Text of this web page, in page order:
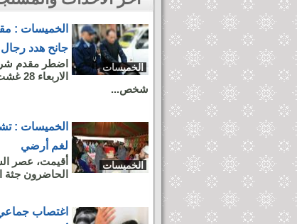
الخميسات
الخميسات :
جانح هدد رجال
اضطر مقدم
شخص...
الخميسات
الخميسات :
لغم أرضي
أقيمت، عصر
الحاضرون جثة
اغتصاب